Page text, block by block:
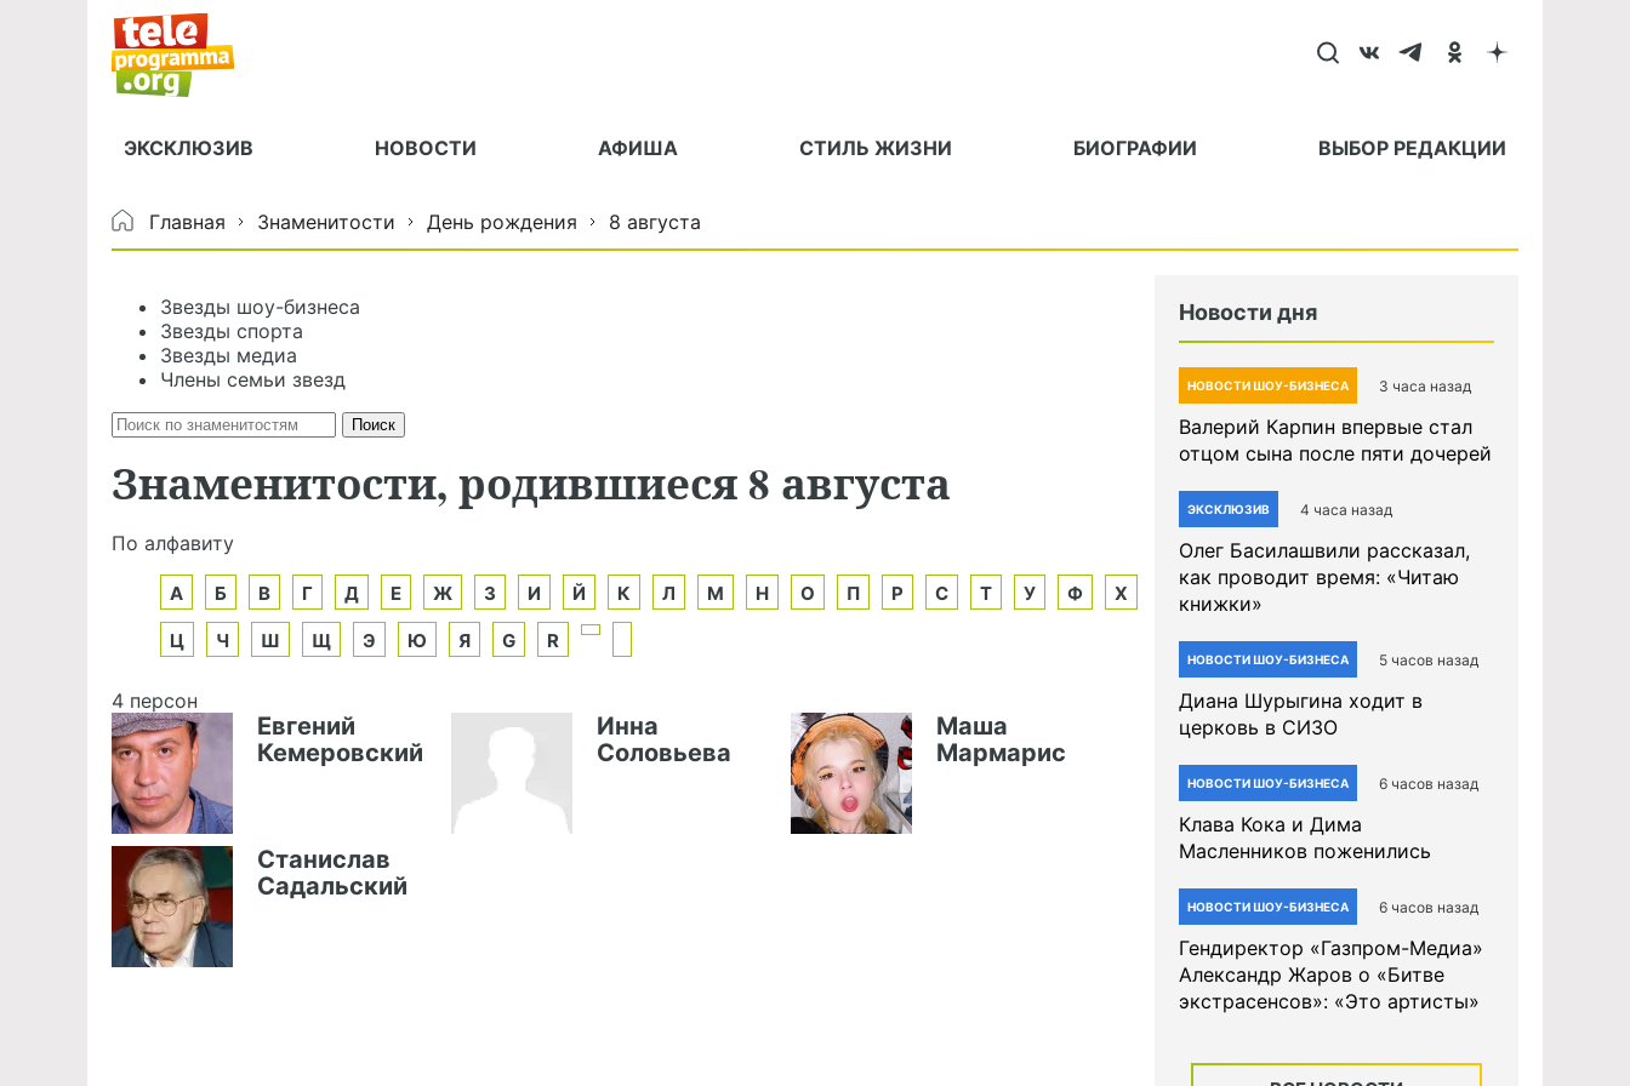
ЭКСКЛЮЗИВ НОВОСТИ АФИША СТИЛЬ ЖИЗНИ БИОГРАФИИ ВЫБОР РЕДАКЦИИ
Главная Знаменитости День рождения 8 августа
Звезды шоу-бизнеса
Звезды спорта
Звезды медиа
Члены семьи звезд
Знаменитости, родившиеся 8 августа
По алфавиту
А Б В Г Д Е Ж З И Й К Л М Н О П Р С Т У Ф Х
Ц Ч Ш Щ Э Ю Я G R
4 персон
Евгений
Кемеровский
Инна
Соловьева
Маша
Мармарис
Станислав
Садальский
Новости дня
НОВОСТИ ШОУ-БИЗНЕСА 3 часа назад
Валерий Карпин впервые стал
отцом сына после пяти дочерей
ЭКСКЛЮЗИВ 4 часа назад
Олег Басилашвили рассказал,
как проводит время: «Читаю
книжки»
НОВОСТИ ШОУ-БИЗНЕСА 5 часов назад
Диана Шурыгина ходит в
церковь в СИЗО
НОВОСТИ ШОУ-БИЗНЕСА 6 часов назад
Клава Кока и Дима
Масленников поженились
НОВОСТИ ШОУ-БИЗНЕСА 6 часов назад
Гендиректор «Газпром-Медиа»
Александр Жаров о «Битве
экстрасенсов»: «Это артисты»